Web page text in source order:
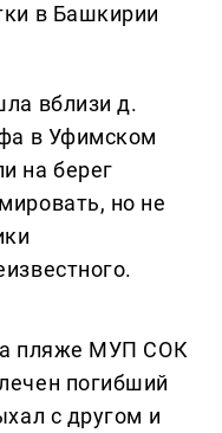
в Башкирии
вблизи д.
в Уфимском
на берег
но не
пляже МУП СОК
погибший
с другом и